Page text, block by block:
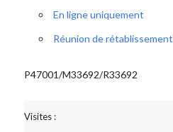
En ligne uniquement
Réunion de rétablissement
P47001/M33692/R33692
Visites :